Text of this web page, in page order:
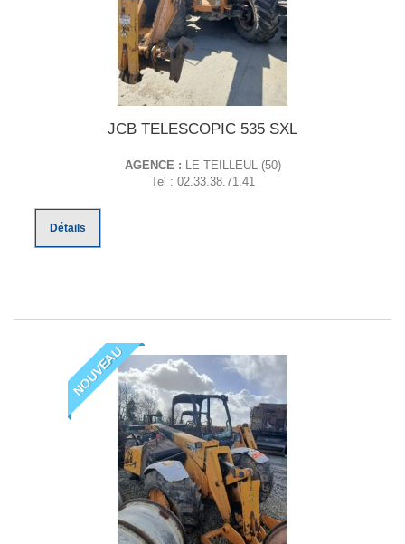
JCB TELESCOPIC 535 SXL
AGENCE :
LE TEILLEUL (50)
Tel : 02.33.38.71.41
Détails
NOUVEAU